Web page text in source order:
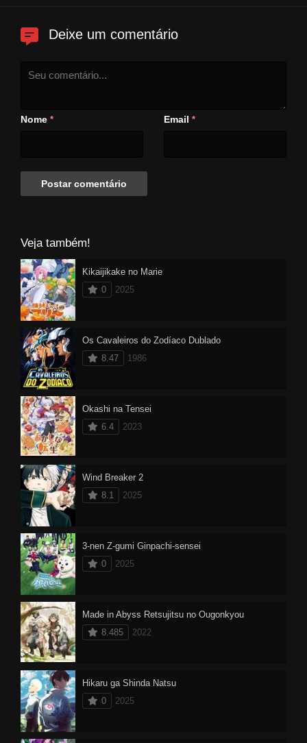
Deixe um comentário
Nome * Email *
Veja também!
Kikaijikake no Marie
0
2025
Os Cavaleiros do Zodíaco Dublado
8.47
1986
Okashi na Tensei
6.4
2023
Wind Breaker 2
8.1
2025
3-nen Z-gumi Ginpachi-sensei
0
2025
Made in Abyss Retsujitsu no Ougonkyou
8.485
2022
Hikaru ga Shinda Natsu
0
2025